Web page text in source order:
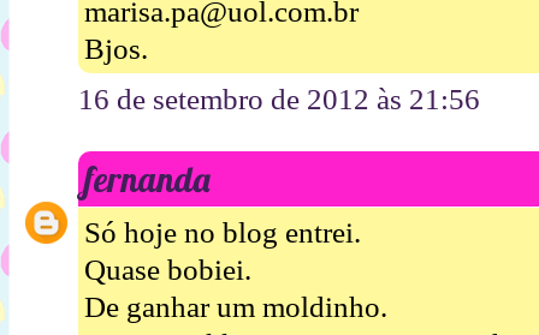
marisa.pa@uol.com.br
Bjos.
16 de setembro de 2012 às 21:56
fernanda
Só hoje no blog entrei.
Quase bobiei.
De ganhar um moldinho.